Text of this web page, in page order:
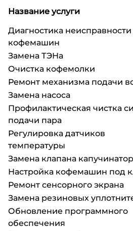
Название услуги
Диагностика неисправности
кофемашин
Замена ТЭНа
Очистка кофемолки
Ремонт механизма подачи
Замена насоса
Профилактическая чистка
подачи пара
Регулировка датчиков
температуры
Замена клапана
Настройка кофемашин под
Ремонт сенсорного экрана
Замена резиновых
Обновление программного
обеспечения